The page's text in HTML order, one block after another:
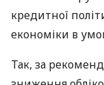
кредитної
економіки в
Так, за